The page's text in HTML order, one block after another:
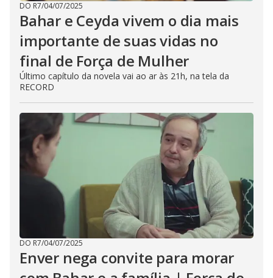
DO R7/04/07/2025
Bahar e Ceyda vivem o dia mais
importante de suas vidas no
final de Força de Mulher
Último capítulo da novela vai ao ar às 21h, na tela da
RECORD
DO R7/04/07/2025
Enver nega convite para morar